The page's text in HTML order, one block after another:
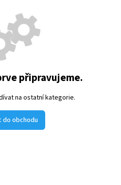
připravujeme.
na ostatní kategorie.
do obchodu